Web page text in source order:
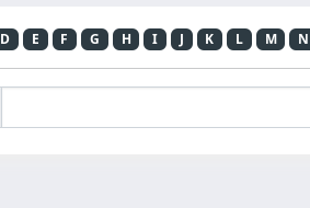
D E F G H I J K L M N